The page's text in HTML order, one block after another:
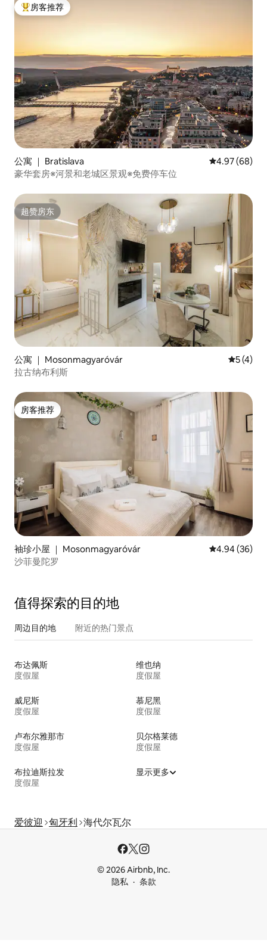
热门「房客推荐」
房客推荐
公寓 ｜ Bratislava 平均评分 4.97
4.97 (68)
豪华套房※河景和老城区景观※免费停车位
超赞房东
超赞房东
公寓 ｜ Mosonmagyaróvár 平均评分
5 (4)
拉古纳布利斯
房客推荐
房客推荐
袖珍小屋 ｜ Mosonmagyaróvár 平均评分 4.94
4.94 (36)
沙菲曼陀罗
值得探索的目的地
周边目的地 附近的热门景点
布达佩斯
度假屋
维也纳
度假屋
威尼斯
度假屋
慕尼黑
度假屋
卢布尔雅那市
度假屋
贝尔格莱德
度假屋
布拉迪斯拉发
度假屋
显示更多
爱彼迎 匈牙利 海代尔瓦尔
© 2026 Airbnb, Inc.
隐私
条款